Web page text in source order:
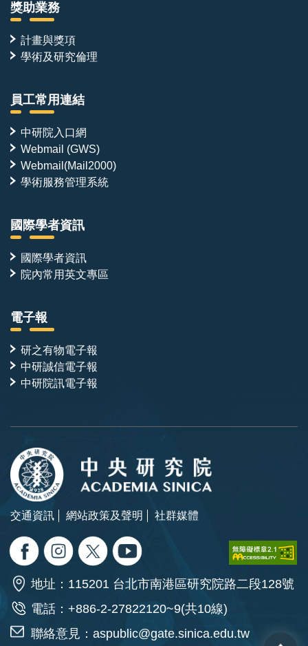
獎助業務
計畫與獎項
學術及研究倫理
員工常用連結
中研院入口網
Webmail (GWS)
Webmail(Mail2000)
學術服務管理系統
國際學者資訊
國際學者資訊
院內常用英文專區
電子報
研之有物電子報
中研誠信電子報
中研院訊電子報
交通資訊 網站政策及聲明 社群媒體
地址：115201 台北市南港區研究院路二段128號
電話：+886-2-27822120~9(共10線)
聯絡意見： aspublic@gate.sinica.edu.tw